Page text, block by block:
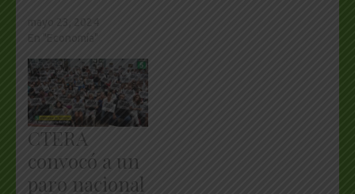
CTERA
convocó a un
paro nacional